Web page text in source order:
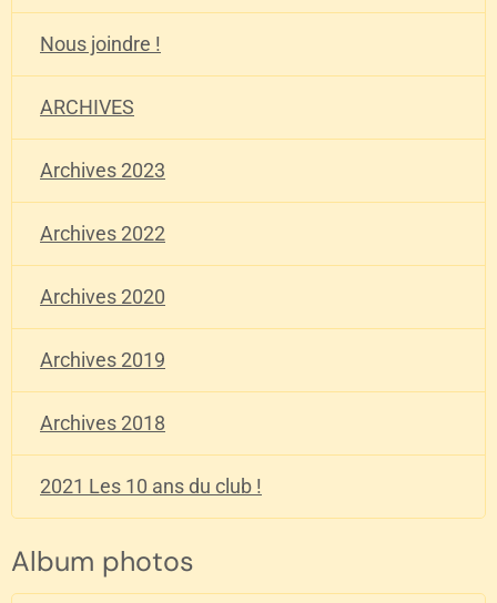
Nous joindre !
ARCHIVES
Archives 2023
Archives 2022
Archives 2020
Archives 2019
Archives 2018
2021 Les 10 ans du club !
Album photos